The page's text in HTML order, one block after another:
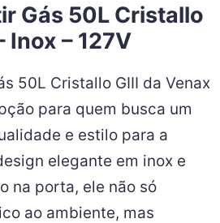
Gás 50L Cristallo
Inox – 127V
50L Cristallo GIII da Venax
para quem busca um
e estilo para a
elegante em inox e
na porta, ele não só
ao ambiente, mas